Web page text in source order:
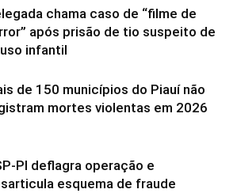
chama caso de “filme de
após prisão de tio suspeito de
infantil
de 150 municípios do Piauí não
mortes violentas em 2026
PI deflagra operação e
esquema de fraude